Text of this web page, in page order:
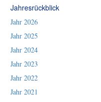
Jahresrückblick
Jahr 2026
Jahr 2025
Jahr 2024
Jahr 2023
Jahr 2022
Jahr 2021